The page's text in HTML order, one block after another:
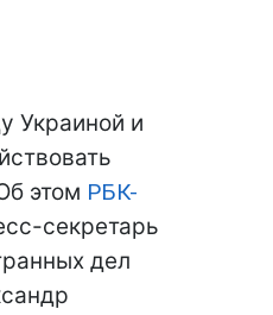
Украиной и
этом РБК-
секретарь
дел